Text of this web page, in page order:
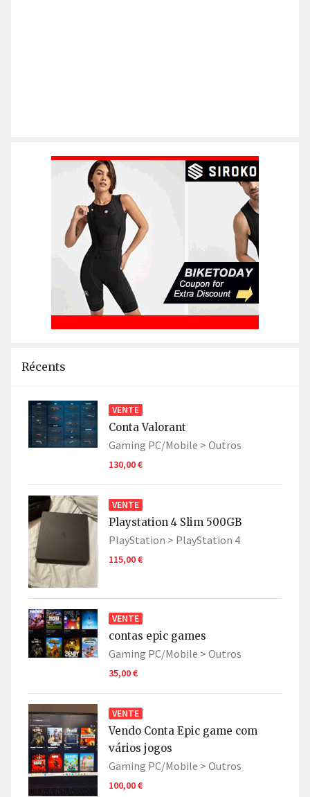
Récents
VENTE
Conta Valorant
Gaming PC/Mobile > Outros
130,00 €
VENTE
Playstation 4 Slim 500GB
PlayStation > PlayStation 4
115,00 €
VENTE
contas epic games
Gaming PC/Mobile > Outros
35,00 €
VENTE
Vendo Conta Epic game com
vários jogos
Gaming PC/Mobile > Outros
100,00 €